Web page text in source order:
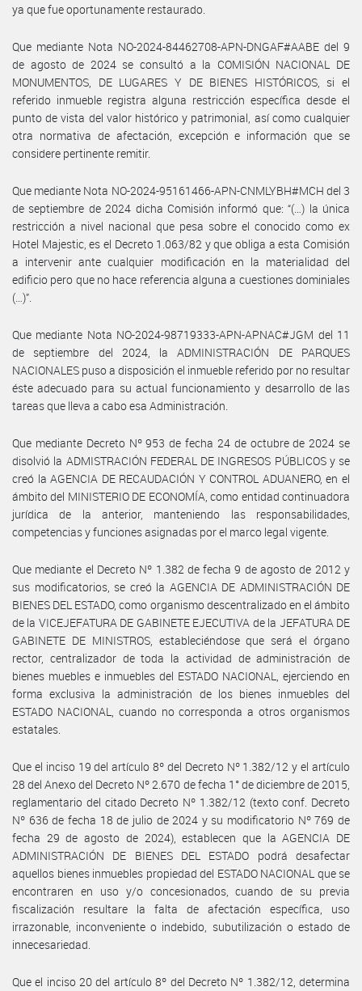
ya que fue oportunamente restaurado.
Que mediante Nota NO-2024-84462708-APN-DNGAF#AABE del 9
de agosto de 2024 se consultó a la COMISIÓN NACIONAL DE
MONUMENTOS, DE LUGARES Y DE BIENES HISTÓRICOS, si el
referido inmueble registra alguna restricción específica desde el
punto de vista del valor histórico y patrimonial, así como cualquier
otra normativa de afectación, excepción e información que se
considere pertinente remitir.
Que mediante Nota NO-2024-95161466-APN-CNMLYBH#MCH del 3
de septiembre de 2024 dicha Comisión informó que: “(…) la única
restricción a nivel nacional que pesa sobre el conocido como ex
Hotel Majestic, es el Decreto 1.063/82 y que obliga a esta Comisión
a intervenir ante cualquier modificación en la materialidad del
edificio pero que no hace referencia alguna a cuestiones dominiales
(…)”.
Que mediante Nota NO-2024-98719333-APN-APNAC#JGM del 11
de septiembre del 2024, la ADMINISTRACIÓN DE PARQUES
NACIONALES puso a disposición el inmueble referido por no resultar
éste adecuado para su actual funcionamiento y desarrollo de las
tareas que lleva a cabo esa Administración.
Que mediante Decreto Nº 953 de fecha 24 de octubre de 2024 se
disolvió la ADMISTRACIÓN FEDERAL DE INGRESOS PÚBLICOS y se
creó la AGENCIA DE RECAUDACIÓN Y CONTROL ADUANERO, en el
ámbito del MINISTERIO DE ECONOMÍA, como entidad continuadora
jurídica de la anterior, manteniendo las responsabilidades,
competencias y funciones asignadas por el marco legal vigente.
Que mediante el Decreto Nº 1.382 de fecha 9 de agosto de 2012 y
sus modificatorios, se creó la AGENCIA DE ADMINISTRACIÓN DE
BIENES DEL ESTADO, como organismo descentralizado en el ámbito
de la VICEJEFATURA DE GABINETE EJECUTIVA de la JEFATURA DE
GABINETE DE MINISTROS, estableciéndose que será el órgano
rector, centralizador de toda la actividad de administración de
bienes muebles e inmuebles del ESTADO NACIONAL, ejerciendo en
forma exclusiva la administración de los bienes inmuebles del
ESTADO NACIONAL, cuando no corresponda a otros organismos
estatales.
Que el inciso 19 del artículo 8º del Decreto Nº 1.382/12 y el artículo
28 del Anexo del Decreto Nº 2.670 de fecha 1° de diciembre de 2015,
reglamentario del citado Decreto Nº 1.382/12 (texto conf. Decreto
Nº 636 de fecha 18 de julio de 2024 y su modificatorio Nº 769 de
fecha 29 de agosto de 2024), establecen que la AGENCIA DE
ADMINISTRACIÓN DE BIENES DEL ESTADO podrá desafectar
aquellos bienes inmuebles propiedad del ESTADO NACIONAL que se
encontraren en uso y/o concesionados, cuando de su previa
fiscalización resultare la falta de afectación específica, uso
irrazonable, inconveniente o indebido, subutilización o estado de
innecesariedad.
Que el inciso 20 del artículo 8º del Decreto Nº 1.382/12, determina